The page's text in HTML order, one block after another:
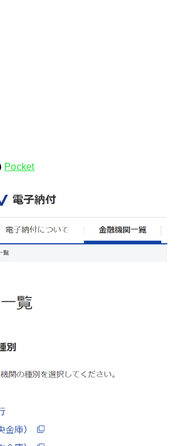
Pocket